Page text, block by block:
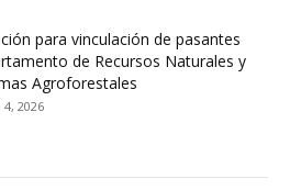
para vinculación de pasantes
de Recursos Naturales y
Agroforestales
2026